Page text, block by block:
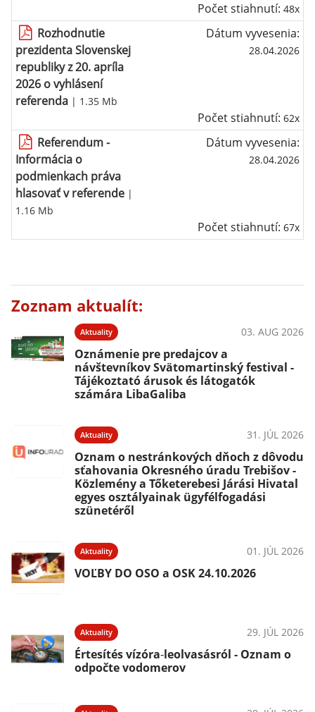
Počet stiahnutí: 48x
Rozhodnutie
prezidenta Slovenskej
republiky z 20. apríla
2026 o vyhlásení
referenda | 1.35 Mb
Dátum vyvesenia:
28.04.2026
Počet stiahnutí: 62x
Referendum -
Informácia o
podmienkach práva
hlasovať v referende |
1.16 Mb
Dátum vyvesenia:
28.04.2026
Počet stiahnutí: 67x
Zoznam aktualít:
Aktuality 03. AUG 2026
Oznámenie pre predajcov a
návštevníkov Svätomartinský festival -
Tájékoztató árusok és látogatók
számára LibaGaliba
Aktuality 31. JÚL 2026
Oznam o nestránkových dňoch z dôvodu
sťahovania Okresného úradu Trebišov -
Közlemény a Tőketerebesi Járási Hivatal
egyes osztályainak ügyfélfogadási
szünetéről
Aktuality 01. JÚL 2026
VOĽBY DO OSO a OSK 24.10.2026
Aktuality 29. JÚL 2026
Értesítés vízóra‑leolvasásról - Oznam o
odpočte vodomerov